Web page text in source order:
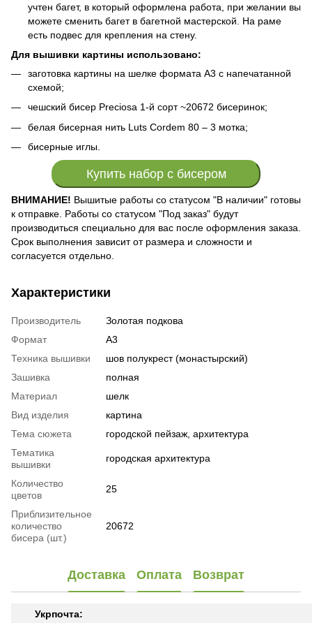
учтен багет, в который оформлена работа, при желании вы
можете сменить багет в багетной мастерской. На раме
есть подвес для крепления на стену.
Для вышивки картины использовано:
заготовка картины на шелке формата А3 с напечатанной
схемой;
чешский бисер Preciosa 1-й сорт ~20672 бисеринок;
белая бисерная нить Luts Cordem 80 – 3 мотка;
бисерные иглы.
Купить набор с бисером
ВНИМАНИЕ! Вышитые работы со статусом "В наличии" готовы
к отправке. Работы со статусом "Под заказ" будут
производиться специально для вас после оформления заказа.
Срок выполнения зависит от размера и сложности и
согласуется отдельно.
Характеристики
Производитель
Золотая подкова
Формат
А3
Техника вышивки
шов полукрест (монастырский)
Зашивка
полная
Материал
шелк
Вид изделия
картина
Тема сюжета
городской пейзаж, архитектура
Тематика
вышивки
городская архитектура
Количество
цветов
25
Приблизительное
количество
бисера (шт.)
20672
Доставка Оплата Возврат
Укрпочта: